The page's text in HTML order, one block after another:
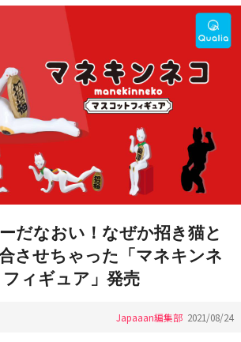
だなおい！なぜか招き猫と
させちゃった「マネキンネ
ィギュア」発売
Japaaan編集部 2021/08/24